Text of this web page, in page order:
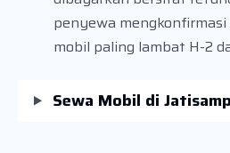
penyewa
mobil paling lambat H-2
Sewa Mobil di